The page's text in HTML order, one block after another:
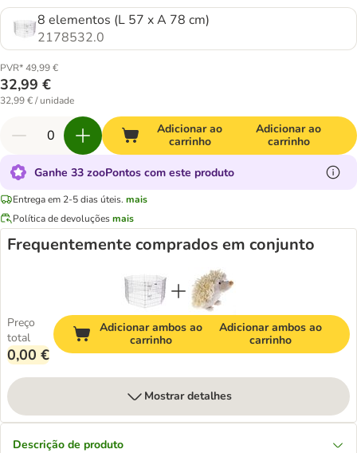
8 elementos (L 57 x A 78 cm)
2178532.0
PVR* 49,99 €
32,99 €
32,99 € / unidade
Adicionar ao
carrinho
Adicionar ao
carrinho
Ganhe 33 zooPontos com este produto
Entrega em 2-5 dias úteis. mais
Política de devoluçõesmais
Frequentemente comprados em conjunto
Preço
total
0,00 €
Adicionar ambos ao
carrinho
Adicionar ambos ao
carrinho
Mostrar detalhes
Descrição de produto